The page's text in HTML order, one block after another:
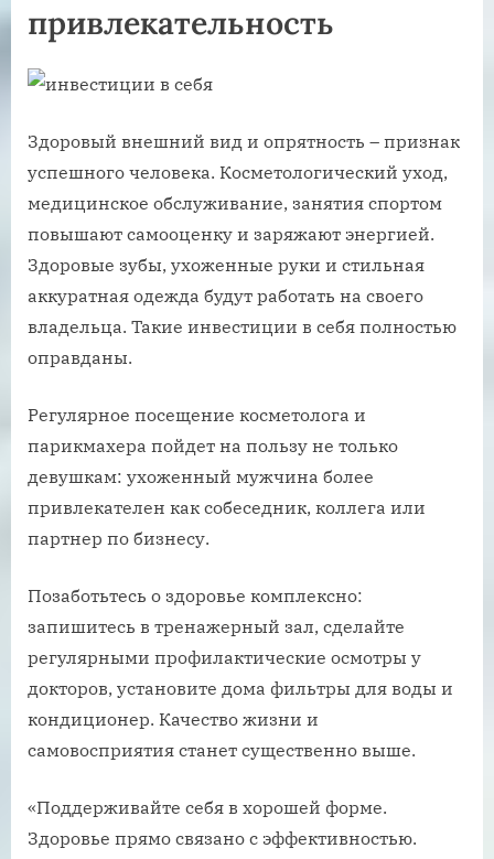
привлекательность
Здоровый внешний вид и опрятность – признак
успешного человека. Косметологический уход,
медицинское обслуживание, занятия спортом
повышают самооценку и заряжают энергией.
Здоровые зубы, ухоженные руки и стильная
аккуратная одежда будут работать на своего
владельца. Такие инвестиции в себя полностью
оправданы.
Регулярное посещение косметолога и
парикмахера пойдет на пользу не только
девушкам: ухоженный мужчина более
привлекателен как собеседник, коллега или
партнер по бизнесу.
Позаботьтесь о здоровье комплексно:
запишитесь в тренажерный зал, сделайте
регулярными профилактические осмотры у
докторов, установите дома фильтры для воды и
кондиционер. Качество жизни и
самовосприятия станет существенно выше.
«Поддерживайте себя в хорошей форме.
Здоровье прямо связано с эффективностью.